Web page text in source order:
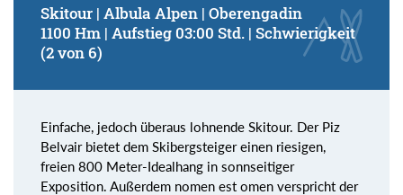
Skitour | Albula Alpen | Oberengadin
1100 Hm | Aufstieg 03:00 Std. | Schwierigkeit
(2 von 6)
Einfache, jedoch überaus lohnende Skitour. Der Piz
Belvair bietet dem Skibergsteiger einen riesigen,
freien 800 Meter-Idealhang in sonnseitiger
Exposition. Außerdem nomen est omen verspricht der